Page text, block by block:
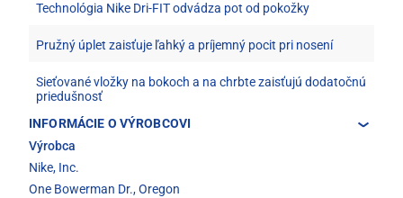
Technológia Nike Dri-FIT odvádza pot od pokožky
Pružný úplet zaisťuje ľahký a príjemný pocit pri nosení
Sieťované vložky na bokoch a na chrbte zaisťujú dodatočnú
priedušnosť
INFORMÁCIE O VÝROBCOVI
Výrobca
Nike, Inc.
One Bowerman Dr., Oregon